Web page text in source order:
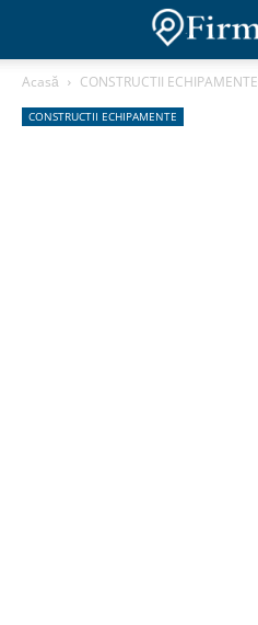
Acasă CONSTRUCTII ECHIPAMENTE
CONSTRUCTII ECHIPAMENTE